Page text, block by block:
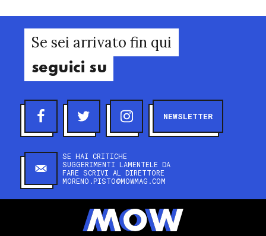
Se sei arrivato fin qui
seguici su
NEWSLETTER
SE HAI CRITICHE
SUGGERIMENTI LAMENTELE DA
FARE SCRIVI AL DIRETTORE
MORENO.PISTO@MOWMAG.COM